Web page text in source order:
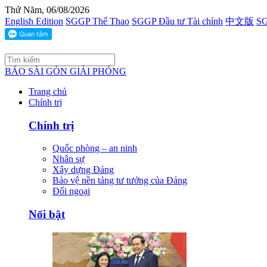
Thứ Năm, 06/08/2026
English Edition SGGP Thể Thao SGGP Đầu tư Tài chính 中文版
BÁO SÀI GÒN GIẢI PHÓNG
Trang chủ
Chính trị
Chính trị
Quốc phòng – an ninh
Nhân sự
Xây dựng Đảng
Bảo vệ nền tảng tư tưởng của Đảng
Đối ngoại
Nổi bật